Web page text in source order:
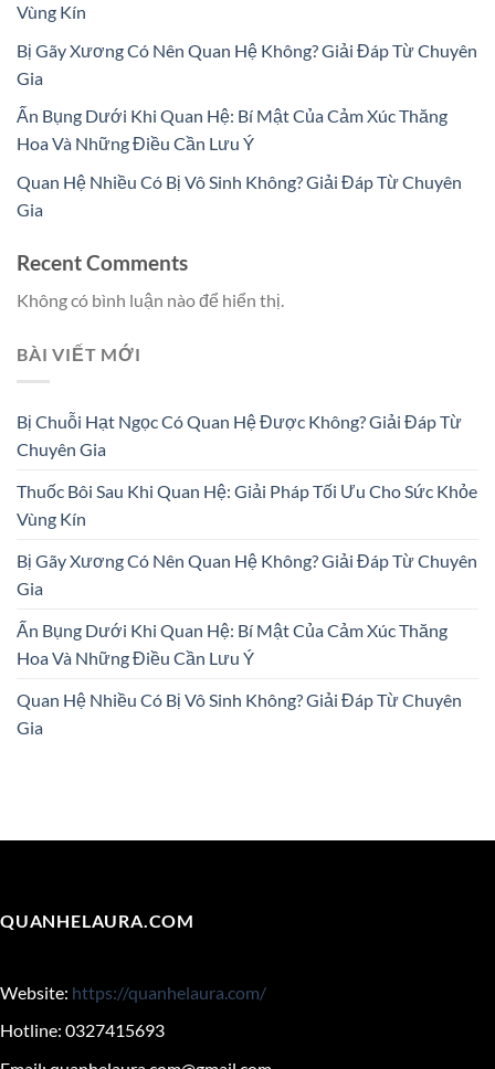
Vùng Kín
Bị Gãy Xương Có Nên Quan Hệ Không? Giải Đáp Từ Chuyên
Gia
Ấn Bụng Dưới Khi Quan Hệ: Bí Mật Của Cảm Xúc Thăng
Hoa Và Những Điều Cần Lưu Ý
Quan Hệ Nhiều Có Bị Vô Sinh Không? Giải Đáp Từ Chuyên
Gia
Recent Comments
Không có bình luận nào để hiển thị.
BÀI VIẾT MỚI
Bị Chuỗi Hạt Ngọc Có Quan Hệ Được Không? Giải Đáp Từ
Chuyên Gia
Thuốc Bôi Sau Khi Quan Hệ: Giải Pháp Tối Ưu Cho Sức Khỏe
Vùng Kín
Bị Gãy Xương Có Nên Quan Hệ Không? Giải Đáp Từ Chuyên
Gia
Ấn Bụng Dưới Khi Quan Hệ: Bí Mật Của Cảm Xúc Thăng
Hoa Và Những Điều Cần Lưu Ý
Quan Hệ Nhiều Có Bị Vô Sinh Không? Giải Đáp Từ Chuyên
Gia
QUANHELAURA.COM
Website: https://quanhelaura.com/
Hotline: 0327415693